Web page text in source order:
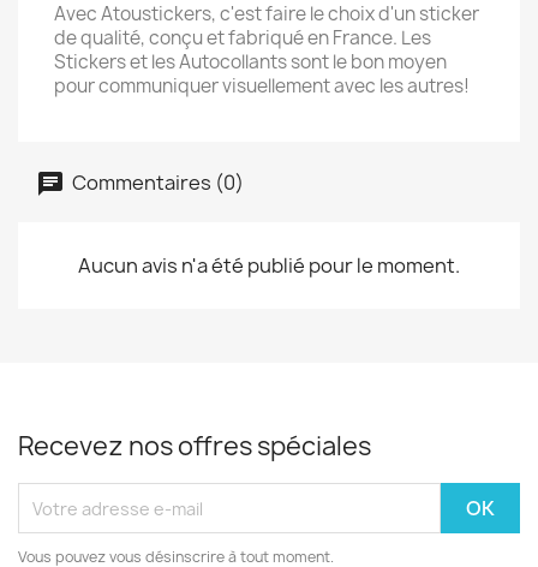
Avec Atoustickers, c'est faire le choix d'un sticker
de qualité, conçu et fabriqué en France. Les
Stickers et les Autocollants sont le bon moyen
pour communiquer visuellement avec les autres!
Commentaires (0)
Aucun avis n'a été publié pour le moment.
Recevez nos offres spéciales
Vous pouvez vous désinscrire à tout moment.